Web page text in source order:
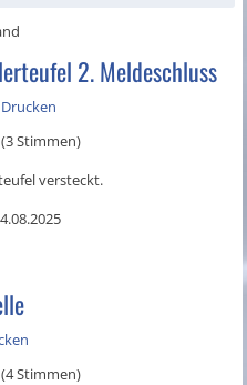
2. Meldeschluss
Drucken
Stimmen)
versteckt.
Stimmen)